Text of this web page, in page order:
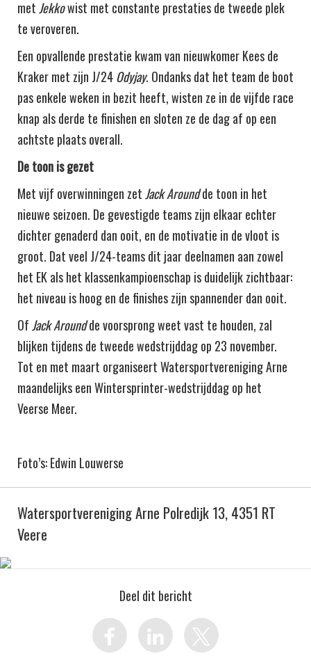
met Jekkowist met constante prestaties de tweede plek
te veroveren.
Een opvallende prestatie kwam van nieuwkomer Kees de
Kraker met zijn J/24Odyjay. Ondanks dat het team de boot
pas enkele weken in bezit heeft, wisten ze in de vijfde race
knap als derde te finishen en sloten ze de dag af op een
achtste plaats overall.
De toon is gezet
Met vijf overwinningen zet Jack Aroundde toon in het
nieuwe seizoen. De gevestigde teams zijn elkaar echter
dichter genaderd dan ooit, en de motivatie in de vloot is
groot. Dat veel J/24-teams dit jaar deelnamen aan zowel
het EK als het klassenkampioenschap is duidelijk zichtbaar:
het niveau is hoog en de finishes zijn spannender dan ooit.
Of Jack Aroundde voorsprong weet vast te houden, zal
blijken tijdens de tweede wedstrijddag op 23 november.
Tot en met maart organiseert Watersportvereniging Arne
maandelijks een Wintersprinter-wedstrijddag op het
Veerse Meer.
Foto’s: Edwin Louwerse
Watersportvereniging Arne Polredijk 13, 4351 RT
Veere
Deel dit bericht